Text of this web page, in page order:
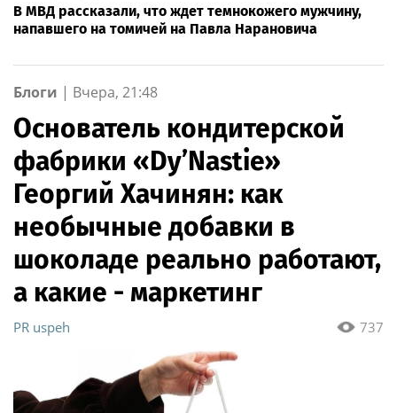
В МВД рассказали, что ждет темнокожего мужчину,
напавшего на томичей на Павла Нарановича
Блоги | Вчера, 21:48
Основатель кондитерской
фабрики «Dy’Nastie»
Георгий Хачинян: как
необычные добавки в
шоколаде реально работают,
а какие - маркетинг
737
PR uspeh